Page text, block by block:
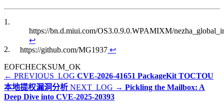
1.
https://bn.d.miui.com/OS3.0.9.0.WPAMIXM/
↩
2.
https://github.com/MG1937 ↩
EOFCHECKSUM_OK
← PREVIOUS_LOG CVE-2026-41651 PackageKit TOCTOU
本地提权漏洞分析 NEXT_LOG → Pickling the Mailbox: A
Deep Dive into CVE-2025-20393